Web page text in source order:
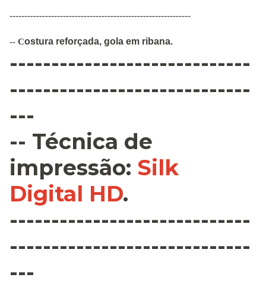
-------------------------------------------------------------
-- Costura reforçada, gola em ribana.
-----------------------------
-----------------------------
---
-- Técnica de
impressão: Silk
Digital HD.
-----------------------------
-----------------------------
---